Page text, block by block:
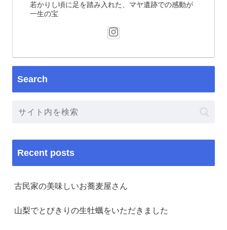
若かりし頃に足を踏み入れた、マヤ遺跡での感動が
一生の宝
Search
Recent posts
古民家の美味しいお蕎麦屋さん
山梨でとびきりの生牡蠣をいただきました